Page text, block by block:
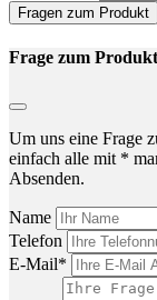
Fragen zum Produkt
Frage zum
Um uns eine Frage
einfach alle mit *
Absenden.
Name
Telefon
E-Mail*